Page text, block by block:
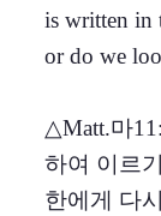
is written in
or do we
△Matt.마
하여 이르
한에게 다